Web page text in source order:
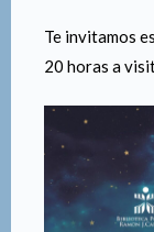
Te invitamos
20 horas a